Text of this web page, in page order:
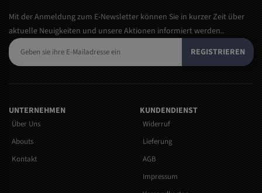
Mit der Anmeldung zum E-Newsletter können Sie in kurzer Zeit über
aktuelle Neuigkeiten und unsere Aktionen informiert werden..
REGISTRIEREN
UNTERNEHMEN
Über Uns
Abouts
Kontakt
KUNDENDIENST
Widerruf
Lieferung
AGB
Impressum